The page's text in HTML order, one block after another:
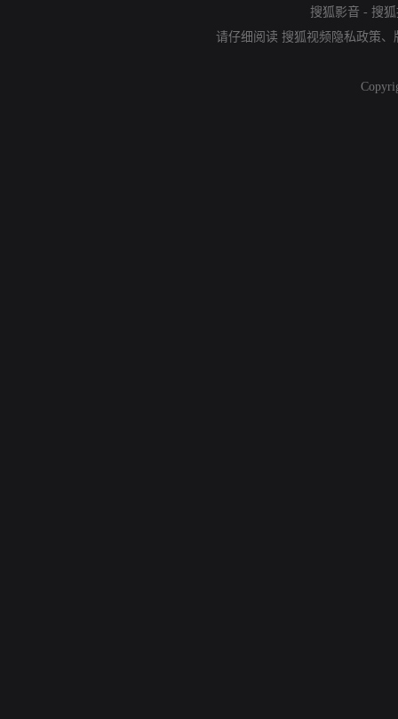
搜狐影音 - 搜
请仔细阅读 搜狐视频隐私政策、